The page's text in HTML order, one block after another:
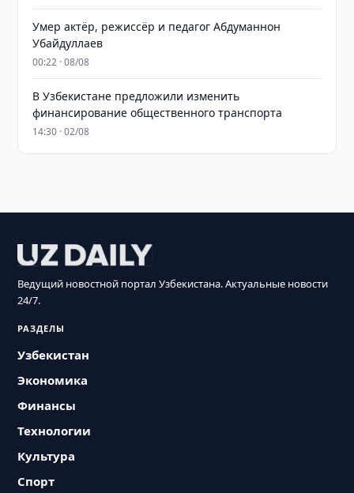
Умер актёр, режиссёр и педагог Абдуманнон
Убайдуллаев
00:22 · 08/08
В Узбекистане предложили изменить
финансирование общественного транспорта
14:30 · 02/08
Ведущий новостной портал Узбекистана. Актуальные новости
24/7.
РАЗДЕЛЫ
Узбекистан
Экономика
Финансы
Технологии
Культура
Спорт